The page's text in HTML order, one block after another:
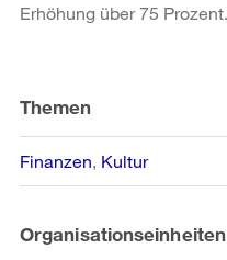
Erhöhung über 75 Prozent.
Informationen
Themen
Finanzen Kultur
Organisationseinheiten